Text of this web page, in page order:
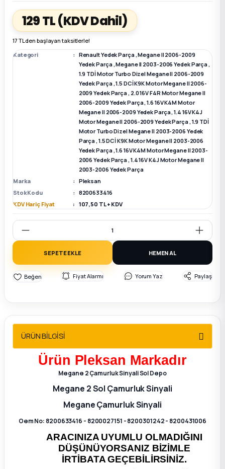
Parça
Megane E-TECH Yedek Parça
Sedan
Parça
Parça 129 TL(KDV Dahil)
17 TL den başlayan taksitlerle!
Kategori
Renault Yedek Parça,Megane II 2006-2009
Yedek Parça,Megane II 2003-2006 Yedek Parça,
1.9 TDİ Motor Turbo Dizel Megane II 2006-2009
Yedek Parça,1.5 DCİ K9K Motor Megane II 2006-
2009 Yedek Parça, 2.0 16V F4R Motor Megane II
2006-2009 Yedek Parça,1.6 16V K4M Motor
Megane II 2006-2009 Yedek Parça,1.4 16V K4J
Motor Megane II 2006-2009 Yedek Parça,1.9 TDİ
Motor Turbo Dizel Megane II 2003-2006 Yedek
Parça,1.5 DCİ K9K Motor Megane II 2003-2006
Yedek Parça,1.6 16V K4M Motor Megane II 2003-
2006 Yedek Parça,1.4 16V K4J Motor Megane II
2003-2006 Yedek Parça
Marka
Pleksan
Stok Kodu
8200633416
KDV Hariç Fiyat
107,50 TL + KDV
SEPETE EKLE HEMEN AL
Fiyat Alarmı Yorum Yaz Paylaş
ÜRÜN BİLGİSİ
Ürün Pleksan Markadır
Megane 2 Çamurluk Sinyali Sol Depo
Megane 2 Sol Çamurluk Sinyali
Megane Çamurluk Sinyali
Oem No: 8200633416 - 8200027151 - 8200301242 - 8200431006
ARACINIZA UYUMLU OLMADIĞINI
DÜŞÜNÜYORSANIZ BİZİMLE
İRTİBATA GEÇEBİLİRSİNİZ.